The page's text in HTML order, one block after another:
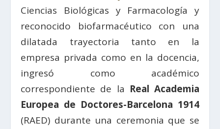
Ciencias Biológicas y Farmacología y
reconocido biofarmacéutico con una
dilatada trayectoria tanto en la
empresa privada como en la docencia,
ingresó como académico
correspondiente de la Real Academia
Europea de Doctores-Barcelona 1914
(RAED) durante una ceremonia que se